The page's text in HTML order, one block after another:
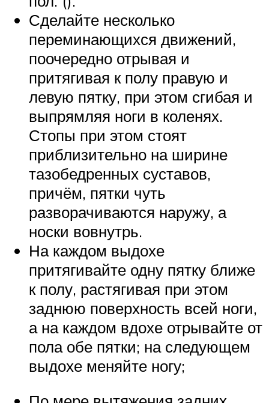
Сделайте несколько
переминающихся движений,
поочередно отрывая и
притягивая к полу правую и
левую пятку, при этом сгибая и
выпрямляя ноги в коленях.
Стопы при этом стоят
приблизительно на ширине
тазобедренных суставов,
причём, пятки чуть
разворачиваются наружу, а
носки вовнутрь.
На каждом выдохе
притягивайте одну пятку ближе
к полу, растягивая при этом
заднюю поверхность всей ноги,
а на каждом вдохе отрывайте от
пола обе пятки; на следующем
выдохе меняйте ногу;